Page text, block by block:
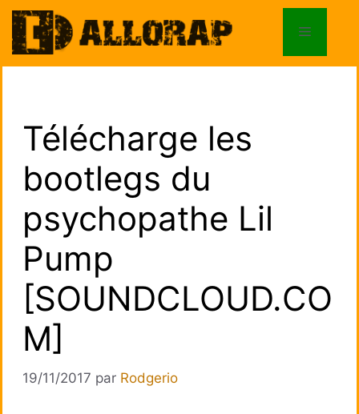
Aller
au
contenu
Menu
Télécharge les
bootlegs du
psychopathe Lil
Pump
[SOUNDCLOUD.CO
M]
19/11/2017 par Rodgerio